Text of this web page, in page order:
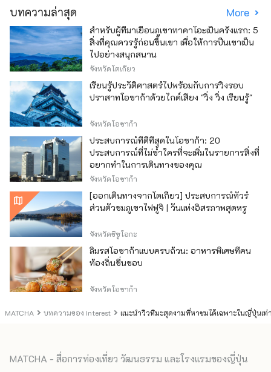
MATCHA บทความของ Interest แนะนำวิวหิมะสุดงามที่หาชมได้เฉพาะในญี่ปุ่นเท่
บทความล่าสุด More
สำหรับผู้ที่มาเยือนภูเขาทาคาโอะเป็นครั้งแรก: 5
สิ่งที่คุณควรรู้ก่อนขึ้นเขา เพื่อให้การปีนเขาเป็น
ไปอย่างสนุกสนาน
จังหวัดโตเกียว
เรียนรู้ประวัติศาสตร์ไปพร้อมกับการวิ่งรอบ
ปราสาทโอซาก้าด้วยไกด์เสียง "วิ่ง วิ่ง เรียนรู้"
จังหวัดโอซาก้า
ประสบการณ์ที่ดีที่สุดในโอซาก้า: 20
ประสบการณ์ที่ไม่ซ้ำใครที่จะเพิ่มในรายการสิ่งที่
อยากทำในการเดินทางของคุณ
จังหวัดโอซาก้า
[ออกเดินทางจากโตเกียว] ประสบการณ์ทัวร์
ส่วนตัวชมภูเขาไฟฟูจิ | วันแห่งอิสรภาพสุดหรู
จังหวัดชิซูโอกะ
ลิ้มรสโอซาก้าแบบครบถ้วน: อาหารพิเศษที่คน
ท้องถิ่นชื่นชอบ
จังหวัดโอซาก้า
MATCHA - สื่อการท่องเที่ยว วัฒนธรรม และโรงแรมของญี่ปุ่น